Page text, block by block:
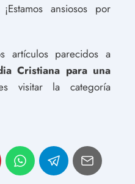
ansiosos por
artículos parecidos a
Cristiana para una
visitar la categoría